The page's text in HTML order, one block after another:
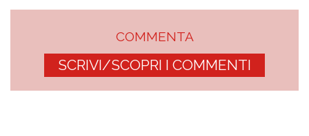
COMMENTA
SCRIVI/SCOPRI I COMMENTI